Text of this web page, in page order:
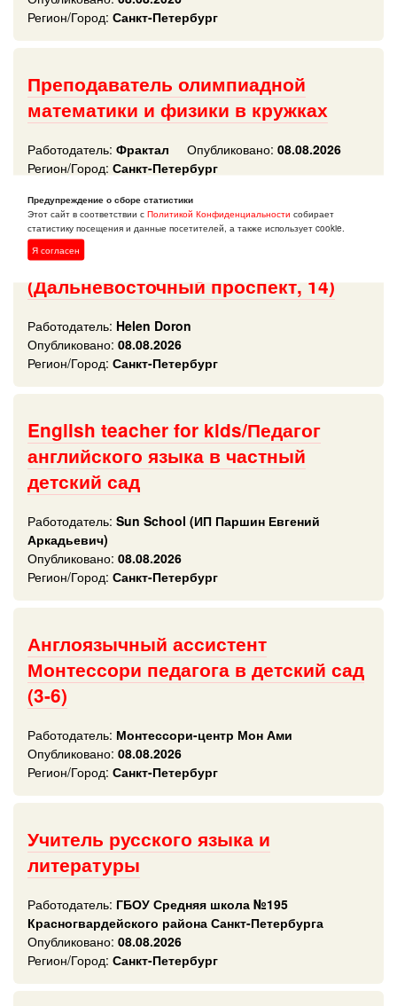
Регион/Город: Санкт-Петербург
Преподаватель олимпиадной
математики и физики в кружках
Работодатель: Фрактал Опубликовано: 08.08.2026
Регион/Город: Санкт-Петербург
Преподаватель английского языка
в г.Санкт-Петербург
(Дальневосточный проспект, 14)
Работодатель: Helen Doron
Опубликовано: 08.08.2026
Регион/Город: Санкт-Петербург
English teacher for kids/Педагог
английского языка в частный
детский сад
Работодатель: Sun School (ИП Паршин Евгений
Аркадьевич)
Опубликовано: 08.08.2026
Регион/Город: Санкт-Петербург
Англоязычный ассистент
Монтессори педагога в детский сад
(3-6)
Работодатель: Монтессори-центр Мон Ами
Опубликовано: 08.08.2026
Регион/Город: Санкт-Петербург
Учитель русского языка и
литературы
Работодатель: ГБОУ Средняя школа №195
Красногвардейского района Санкт-Петербурга
Опубликовано: 08.08.2026
Регион/Город: Санкт-Петербург
Предупреждение о сборе статистики
Этот сайт в соответствии сПолитикой Конфиденциальности собирает
статистику посещения и данные посетителей, а также использует cookie.
Я согласен